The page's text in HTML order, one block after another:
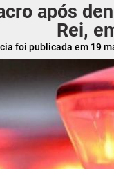
após
Rei,
foi publicada em 19